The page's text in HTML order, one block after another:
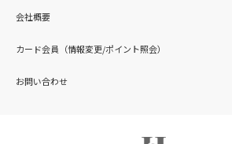
会社概要
カード会員（情報変更/ポイント照会）
お問い合わせ